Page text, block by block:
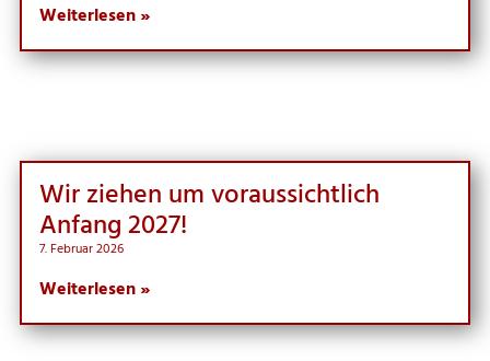
Weiterlesen »
Wir zie­hen um vor­aus­sicht­lich
Anfang 2027!
7. Februar 2026
Weiterlesen »